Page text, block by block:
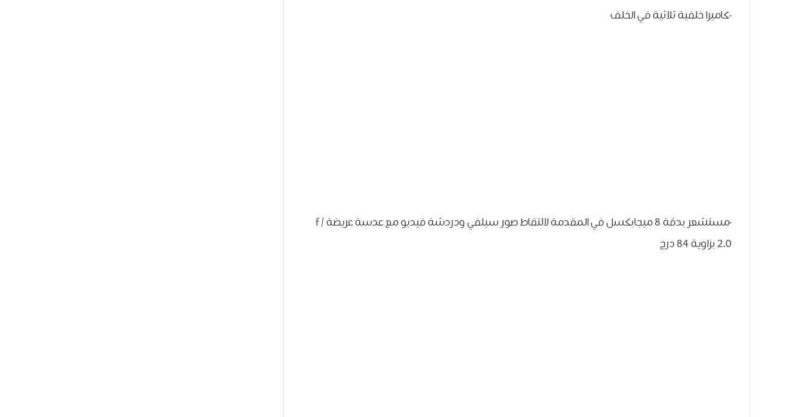
-كاميرا خلفية ثلاثية في الخلف
-مستشعر بدقة 8 ميجابكسل في المقدمة لالتقاط صور سيلفي ودردشة فيديو مع عدسة عريضة f /
2.0 بزاوية 84 درج